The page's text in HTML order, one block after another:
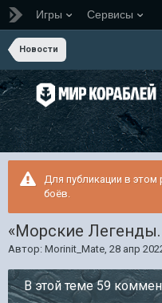
Игры Сервисы
Новости
Для публикации в этом
боёв.
«Морские
Автор: Morinit_Mate, 28 апр
В этой теме 59